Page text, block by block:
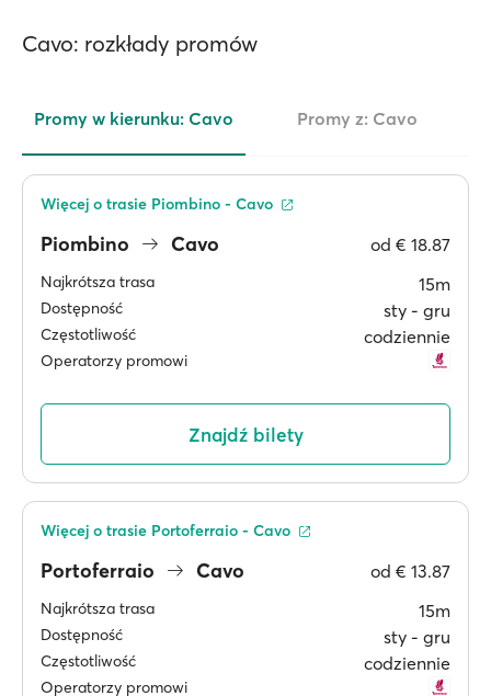
Cavo: rozkłady promów
Promy w kierunku: Cavo Promy z: Cavo
Piombino Cavo od € 18.87
Najkrótsza trasa 15m
Dostępność sty ‐ gru
Częstotliwość codziennie
Operatorzy promowi
Więcej o trasie Piombino - Cavo
Znajdź bilety
Portoferraio Cavo od € 13.87
Najkrótsza trasa 15m
Dostępność sty ‐ gru
Częstotliwość codziennie
Operatorzy promowi
Więcej o trasie Portoferraio - Cavo